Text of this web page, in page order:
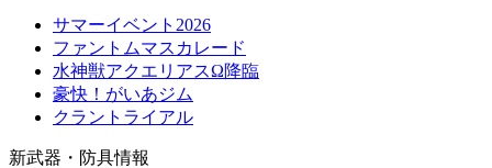
サマーイベント2026
ファントムマスカレード
水神獣アクエリアスΩ降臨
豪快！がいあジム
クラントライアル
新武器・防具情報